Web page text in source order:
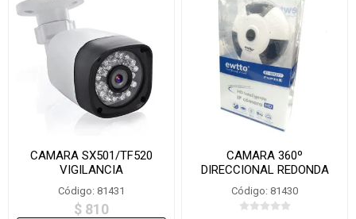
CAMARA SX501/TF520
VIGILANCIA
Código: 81431
$ 810
CAMARA 360º
DIRECCIONAL REDONDA
M5377
Código: 81430